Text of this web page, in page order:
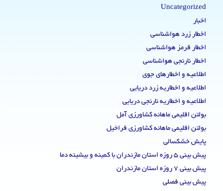
Uncategorized
اخبار
اخطار زرد هواشناسی
اخطار قرمز هواشناسی
اخطار نارنجی هواشناسی
اطلاعیه و اخطارهای جوی
اطلاعیه و اخطاریه زرد دریایی
اطلاعیه و اخطاریه نارنجی دریایی
بولتن اقلیمی ماهانه کشاورزی آمل
بولتن اقلیمی ماهانه کشاورزی قراخیل
پایش خشکسالی
پیش بینی 5 روزه استان مازندران با کمینه و بیشینه دما
پیش بینی 7 روزه استان مازندران
پیش بینی فصلی